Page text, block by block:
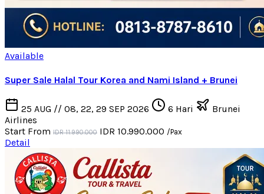
Available
Super Sale Halal Tour Korea and Nami Island + Brunei
25 AUG // 08, 22, 29 SEP 2026 6 Hari
Brunei
Airlines
Start From IDR 11.990.000 IDR 10.990.000 /Pax
Detail